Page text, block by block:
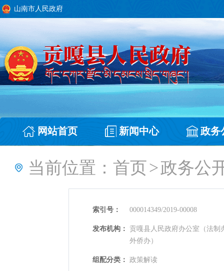
山南市人民政府
网站首页 新闻中心 政务
当前位置： 首页>政务公
索引号： 000014349/2019-00008
发布机构： 贡嘎县人民政府办公室（法制
外侨办）
组配分类： 政策解读